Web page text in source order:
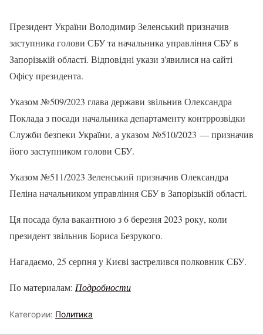
Президент України Володимир Зеленський призначив
заступника голови СБУ та начальника управління СБУ в
Запорізькій області. Відповідні укази з'явилися на сайті
Офісу президента.
Указом №509/2023 глава держави звільнив Олександра
Поклада з посади начальника департаменту контррозвідки
Служби безпеки України, а указом №510/2023 — призначив
його заступником голови СБУ.
Указом №511/2023 Зеленський призначив Олександра
Пеліна начальником управління СБУ в Запорізькій області.
Ця посада була вакантною з 6 березня 2023 року, коли
президент звільнив Бориса Безрукого.
Нагадаємо, 25 серпня у Києві застрелився полковник СБУ.
По материалам: Подробности
Категории: Политика